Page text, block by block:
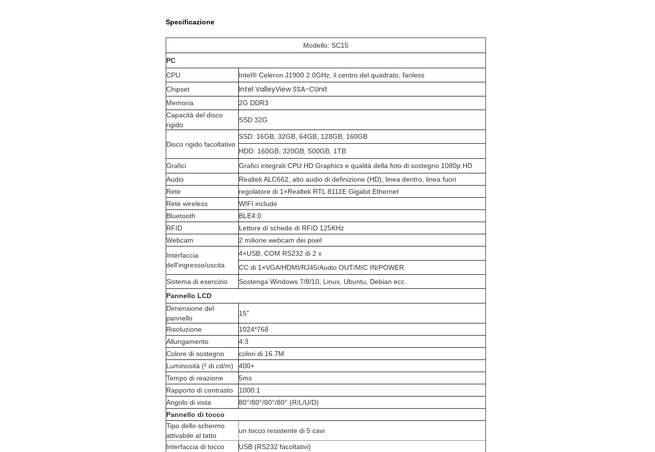
Specificazione
Modello: SC15
PC
CPU
Intel® Celeron J1900 2.0GHz, il centro del quadrato, fanless
Chipset
Intel ValleyView SSA-CUnit
Memoria
2G DDR3
Capacità del disco
rigido
SSD 32G
Disco rigido facoltativo
SSD: 16GB, 32GB, 64GB, 128GB, 160GB
HDD: 160GB, 320GB, 500GB, 1TB
Grafici
Grafici integrati CPU HD Graphics e qualità della foto di sostegno 1080p HD
Audio
Realtek ALC662, alto audio di definizione (HD), linea dentro, linea fuori
Rete
regolatore di 1×Realtek RTL 8111E Gigabit Ethernet
Rete wireless
WIFI include
Bluetooth
BLE4.0
RFID
Lettore di schede di RFID 125KHz
Webcam
2 milione webcam dei pixel
Interfaccia
dell'ingresso/uscita
4×USB, COM RS232 di 2 x
CC di 1×VGA/HDMI/RJ45/Audio OUT/MIC IN/POWER
Sistema di esercizio
Sostenga Windows 7/8/10, Linux, Ubuntu, Debian ecc.
Pannello LCD
Dimensione del
pannello
15"
Risoluzione
1024*768
Allungamento
4:3
Colore di sostegno
colori di 16.7M
Luminosità (² di cd/m)
400+
Tempo di reazione
5ms
Rapporto di contrasto
1000:1
Angolo di vista
80°/80°/80°/80° (R/L/U/D)
Pannello di tocco
Tipo dello schermo
attivabile al tatto
un tocco resistente di 5 cavi
Interfaccia di tocco USB (RS232 facoltativi)